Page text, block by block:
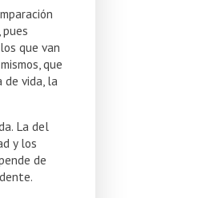
que van
que
vida, la
La del
y los
de